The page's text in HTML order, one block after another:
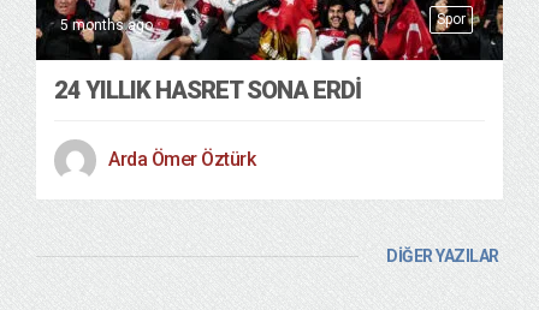
Spor
5 months ago
24 YILLIK HASRET SONA ERDI
Arda Ömer Öztürk
DİĞER YAZILAR